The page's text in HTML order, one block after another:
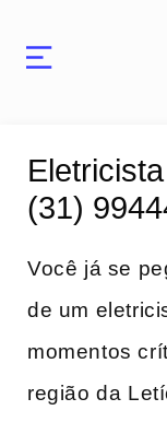
(31)
Você já se
de um
momentos
região da